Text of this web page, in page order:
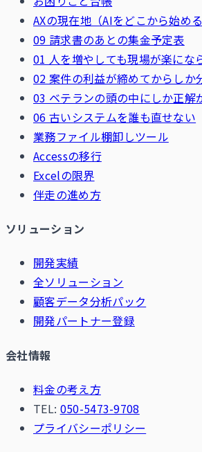
AXの現在地（AIをどこから始める
09 請求書のあとの集金予定表
01 人を増やしても現場が楽にな
02 案件の利益が締めてからしか
03 ベテランの頭の中にしか正解
06 古いシステムを誰も直せない
業務ファイル棚卸しツール
Accessの移行
Excelの限界
伴走の進め方
ソリューション
開発実績
全ソリューション
顧客データ分析パック
開発パートナー登録
会社情報
料金の考え方
TEL: 050-5473-9708
プライバシーポリシー